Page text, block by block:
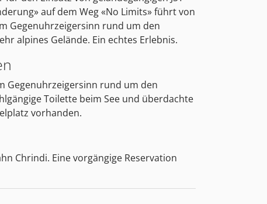
auf dem Weg «No Limits» führt von
Gegenuhrzeigersinn rund um den
alpines Gelände. Ein echtes Erlebnis.
Gegenuhrzeigersinn rund um den
Toilette beim See und überdachte
vorhanden.
Chrindi. Eine vorgängige Reservation